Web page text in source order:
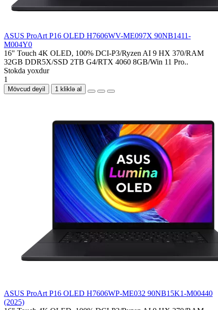
ASUS ProArt P16 OLED H7606WV-ME097X 90NB1411-
M004Y0
16" Touch 4K OLED, 100% DCI-P3/Ryzen AI 9 HX 370/RAM
32GB DDR5X/SSD 2TB G4/RTX 4060 8GB/Win 11 Pro..
Stokda yoxdur
1
Mövcud deyil 1 kliklə al
ASUS ProArt P16 OLED H7606WP-ME032 90NB15K1-M00440
(2025)